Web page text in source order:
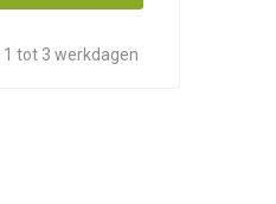
1 tot 3 werkdagen